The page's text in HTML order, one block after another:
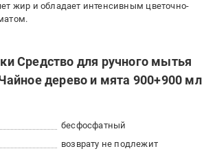
жир и обладает интенсивным цветочно-
Средство для ручного мытья
дерево и мята 900+900 мл
бесфосфатный
возврату не подлежит